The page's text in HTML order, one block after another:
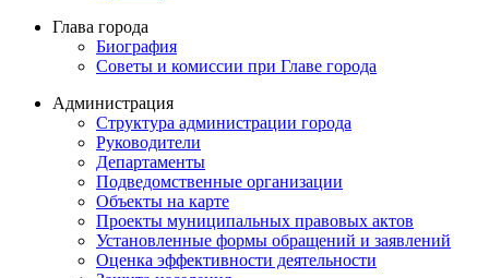
Глава города
Биография
Советы и комиссии при Главе города
Администрация
Структура администрации города
Руководители
Департаменты
Подведомственные организации
Объекты на карте
Проекты муниципальных правовых актов
Установленные формы обращений и заявлений
Оценка эффективности деятельности